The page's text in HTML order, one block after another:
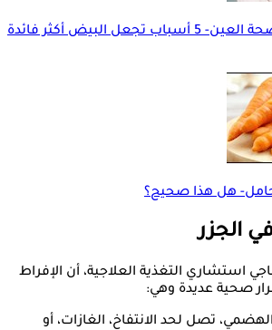
أفضل طعام لصحة العين- 5 أسباب تجعل البيض أكثر فائدة
هل هذا صحيح؟
الجزر
استشاري التغذية العلاجية، أن الإفراط
صحية عديدة وهي:
تصل لحد الانتفاخ، الغازات، أو